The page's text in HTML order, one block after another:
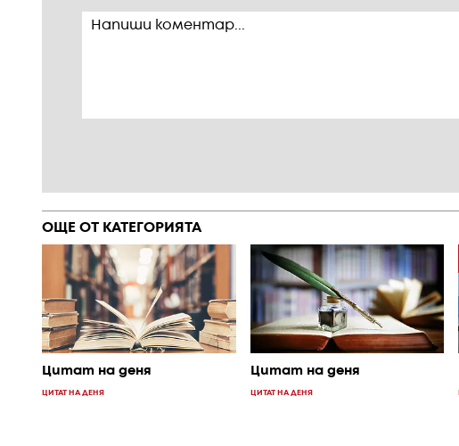
ОЩЕ ОТ КАТЕГОРИЯТА
Цитат на деня
ЦИТАТ НА ДЕНЯ
Цитат на деня
ЦИТАТ НА ДЕНЯ